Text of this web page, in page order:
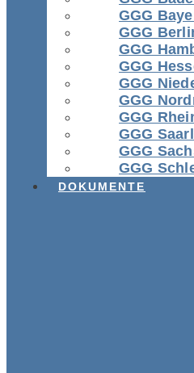
GGG
GGG
GGG
GGG
GGG
GGG
GGG
GGG
GGG
GGG
DOKUMENTE